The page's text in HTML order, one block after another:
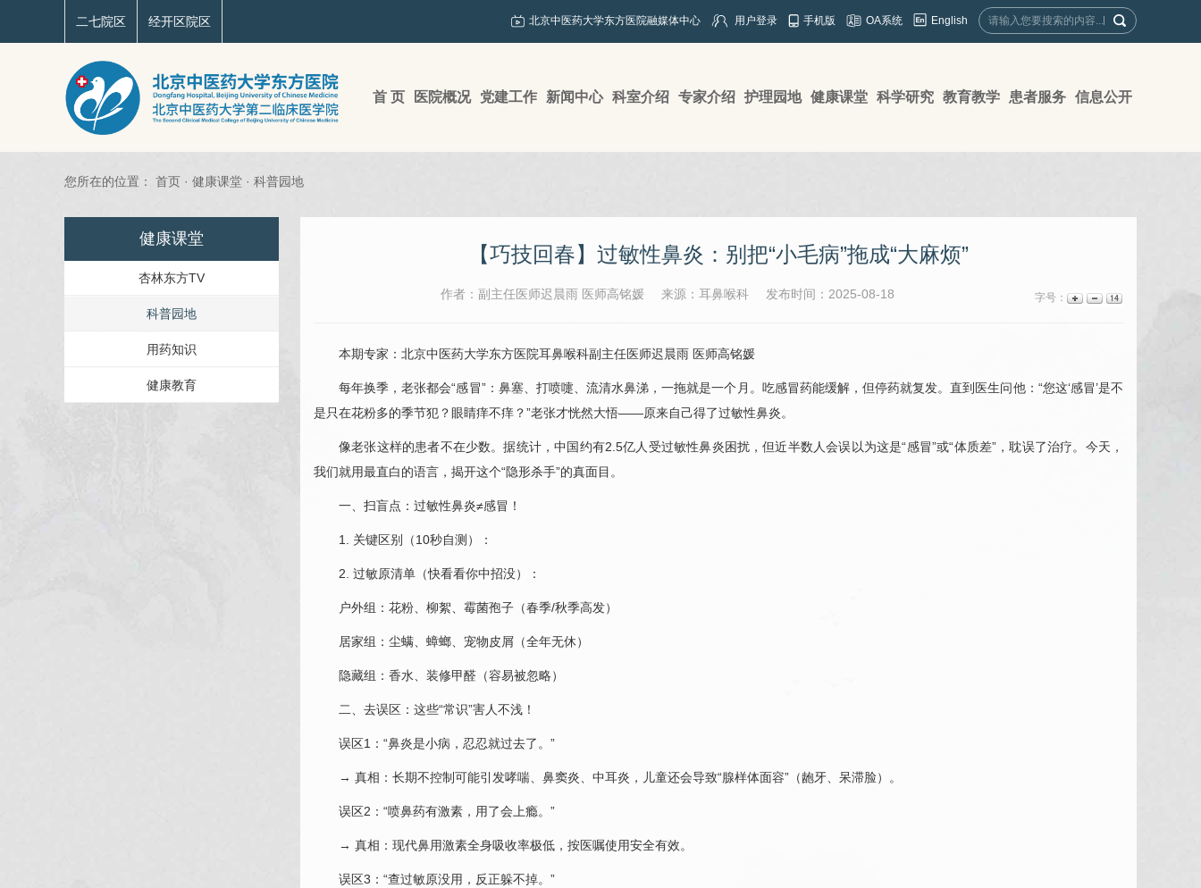
二七院区 经开区院区 北京中医药大学东方医院融媒体中心 用户登录 手机版 OA系统 English
首 页 医院概况 党建工作 新闻中心 科室介绍 专家介绍 护理园地 健康课堂 科学研究 教育教学 患者服务 信息公开
您所在的位置： 首页 · 健康课堂 · 科普园地
健康课堂
杏林东方TV
科普园地
用药知识
健康教育
【巧技回春】过敏性鼻炎：别把“小毛病”拖成“大麻烦”
作者：副主任医师迟晨雨 医师高铭媛 来源：耳鼻喉科 发布时间：2025-08-18 字号：
本期专家：北京中医药大学东方医院耳鼻喉科副主任医师迟晨雨 医师高铭媛
每年换季，老张都会“感冒”：鼻塞、打喷嚏、流清水鼻涕，一拖就是一个月。吃感冒药能缓解，但停药就复发。直到医生问他：“您这‘感冒’是不
是只在花粉多的季节犯？眼睛痒不痒？”老张才恍然大悟——原来自己得了过敏性鼻炎。
像老张这样的患者不在少数。据统计，中国约有2.5亿人受过敏性鼻炎困扰，但近半数人会误以为这是“感冒”或“体质差”，耽误了治疗。今天，
我们就用最直白的语言，揭开这个“隐形杀手”的真面目。
一、扫盲点：过敏性鼻炎≠感冒！
1. 关键区别（10秒自测）：
2. 过敏原清单（快看看你中招没）：
户外组：花粉、柳絮、霉菌孢子（春季/秋季高发）
居家组：尘螨、蟑螂、宠物皮屑（全年无休）
隐藏组：香水、装修甲醛（容易被忽略）
二、去误区：这些“常识”害人不浅！
误区1：“鼻炎是小病，忍忍就过去了。”
→ 真相：长期不控制可能引发哮喘、鼻窦炎、中耳炎，儿童还会导致“腺样体面容”（龅牙、呆滞脸）。
误区2：“喷鼻药有激素，用了会上瘾。”
→ 真相：现代鼻用激素全身吸收率极低，按医嘱使用安全有效。
误区3：“查过敏原没用，反正躲不掉。”